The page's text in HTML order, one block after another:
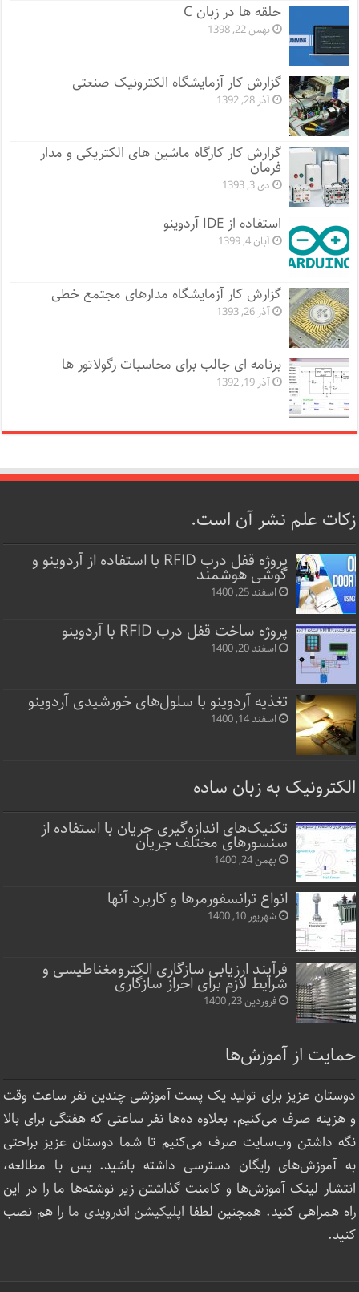
حلقه ها در زبان C
بهمن 22, 1398
گزارش کار آزمایشگاه الکترونیک صنعتی
آذر 28, 1392
گزارش کار کارگاه ماشین های الکتریکی و مدار
فرمان
دی 3, 1393
استفاده از IDE آردوینو
آبان 4, 1399
گزارش کار آزمایشگاه مدارهای مجتمع خطی
آذر 26, 1393
برنامه ای جالب برای محاسبات رگولاتور ها
آذر 19, 1392
زکات علم نشر آن است.
پروژه قفل‌ درب RFID با استفاده از آردوینو و
گوشی هوشمند
اسفند 25, 1400
پروژه ساخت قفل‌ درب RFID با آردوینو
اسفند 20, 1400
تغذیه آردوینو با سلول‌های خورشیدی آردوینو
اسفند 14, 1400
الکترونیک به زبان ساده
تکنیک‌های اندازه‌گیری جریان با استفاده از
سنسورهای مختلف جریان
بهمن 24, 1400
انواع ترانسفورمرها و کاربرد آنها
شهریور 10, 1400
فرآیند ارزیابی سازگاری الکترومغناطیسی و
شرایط لازم برای احراز سازگاری
فروردین 23, 1400
حمایت از آموزش‌ها
دوستان عزیز برای تولید یک پست آموزشی چندین نفر ساعت‌ وقت
و هزینه صرف می‌کنیم. بعلاوه ده‌ها نفر ساعتی که هفتگی برای بالا
نگه داشتن وب‌سایت صرف ‌می‌کنیم تا شما دوستان عزیز براحتی
به آموزش‌های رایگان دسترسی داشته باشید. پس با مطالعه،
انتشار لینک‌ آموزش‌ها و کامنت گذاشتن زیر نوشته‌‌ها ما را در این
راه همراهی کنید. همچنین لطفا اپلیکیشن اندرویدی ما را هم نصب
کنید.